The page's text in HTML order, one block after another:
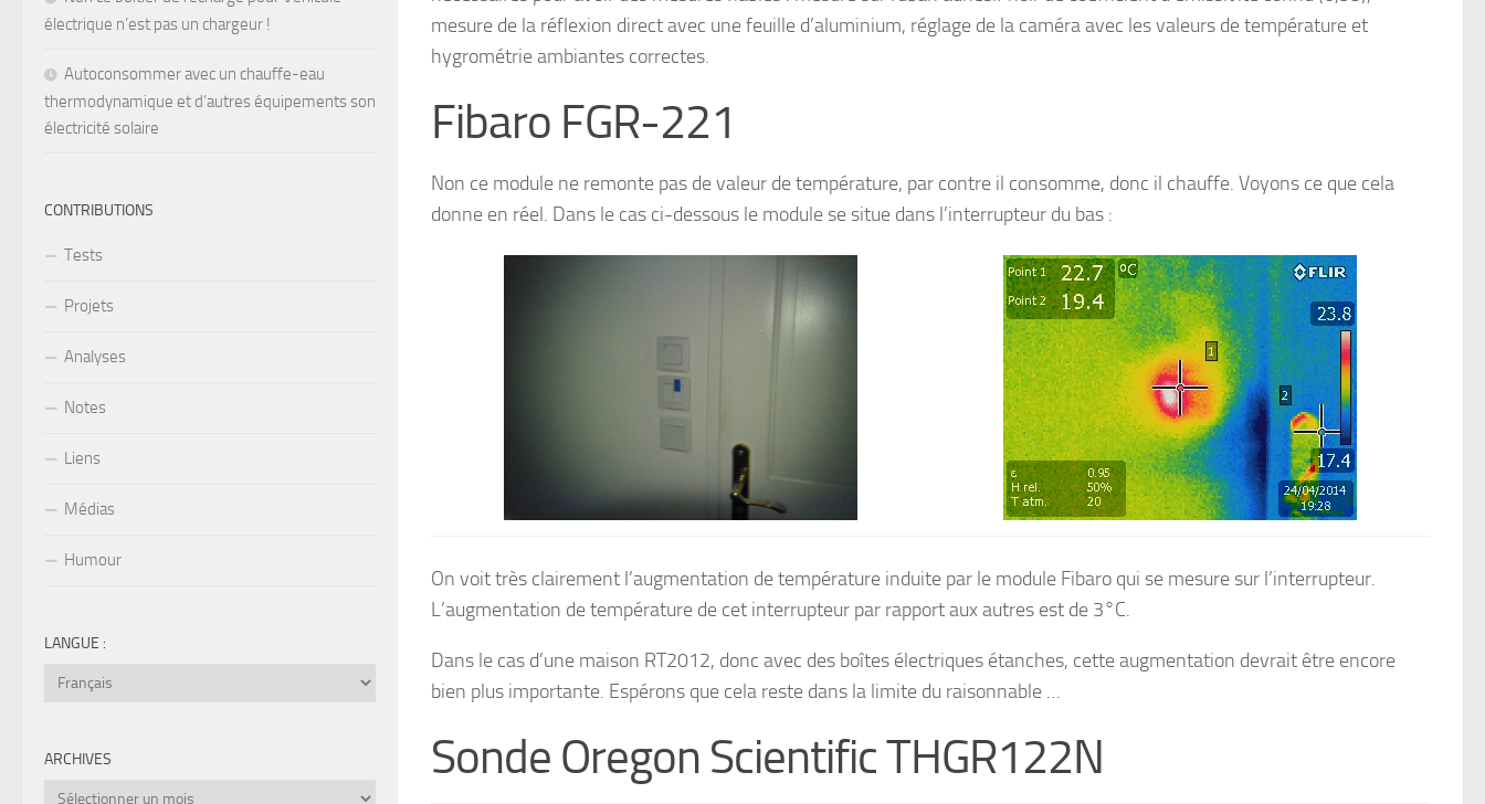
mesure de la réflexion direct avec une feuille d’aluminium, réglage de la caméra avec les valeurs de température et
hygrométrie ambiantes correctes.
Fibaro FGR-221
Non ce module ne remonte pas de valeur de température, par contre il consomme, donc il chauffe. Voyons ce que cela
donne en réel. Dans le cas ci-dessous le module se situe dans l’interrupteur du bas :
On voit très clairement l’augmentation de température induite par le module Fibaro qui se mesure sur l’interrupteur.
L’augmentation de température de cet interrupteur par rapport aux autres est de 3°C.
Dans le cas d’une maison RT2012, donc avec des boîtes électriques étanches, cette augmentation devrait être encore
bien plus importante. Espérons que cela reste dans la limite du raisonnable …
Sonde Oregon Scientific THGR122N
électrique n’est pas un chargeur !
Autoconsommer avec un chauffe-eau
thermodynamique et d’autres équipements son
électricité solaire
CONTRIBUTIONS
Tests
Projets
Analyses
Notes
Liens
Médias
Humour
LANGUE :
ARCHIVES
Archives